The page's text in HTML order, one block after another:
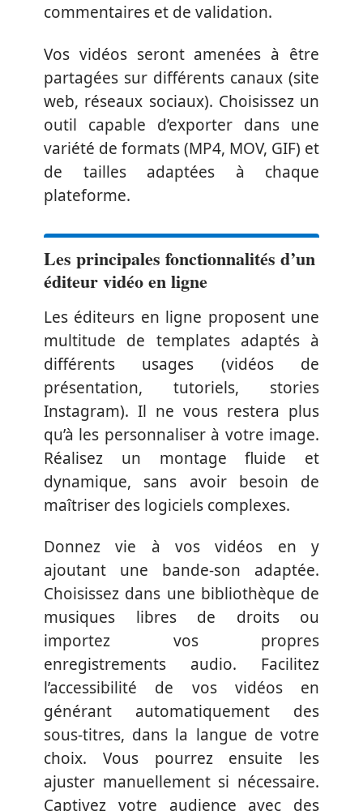
commentaires et de validation.
Vos vidéos seront amenées à être
partagées sur différents canaux (site
web, réseaux sociaux). Choisissez un
outil capable d’exporter dans une
variété de formats (MP4, MOV, GIF) et
de tailles adaptées à chaque
plateforme.
Les principales fonctionnalités d’un
éditeur vidéo en ligne
Les éditeurs en ligne proposent une
multitude de templates adaptés à
différents usages (vidéos de
présentation, tutoriels, stories
Instagram). Il ne vous restera plus
qu’à les personnaliser à votre image.
Réalisez un montage fluide et
dynamique, sans avoir besoin de
maîtriser des logiciels complexes.
Donnez vie à vos vidéos en y
ajoutant une bande-son adaptée.
Choisissez dans une bibliothèque de
musiques libres de droits ou
importez vos propres
enregistrements audio. Facilitez
l’accessibilité de vos vidéos en
générant automatiquement des
sous-titres, dans la langue de votre
choix. Vous pourrez ensuite les
ajuster manuellement si nécessaire.
Captivez votre audience avec des